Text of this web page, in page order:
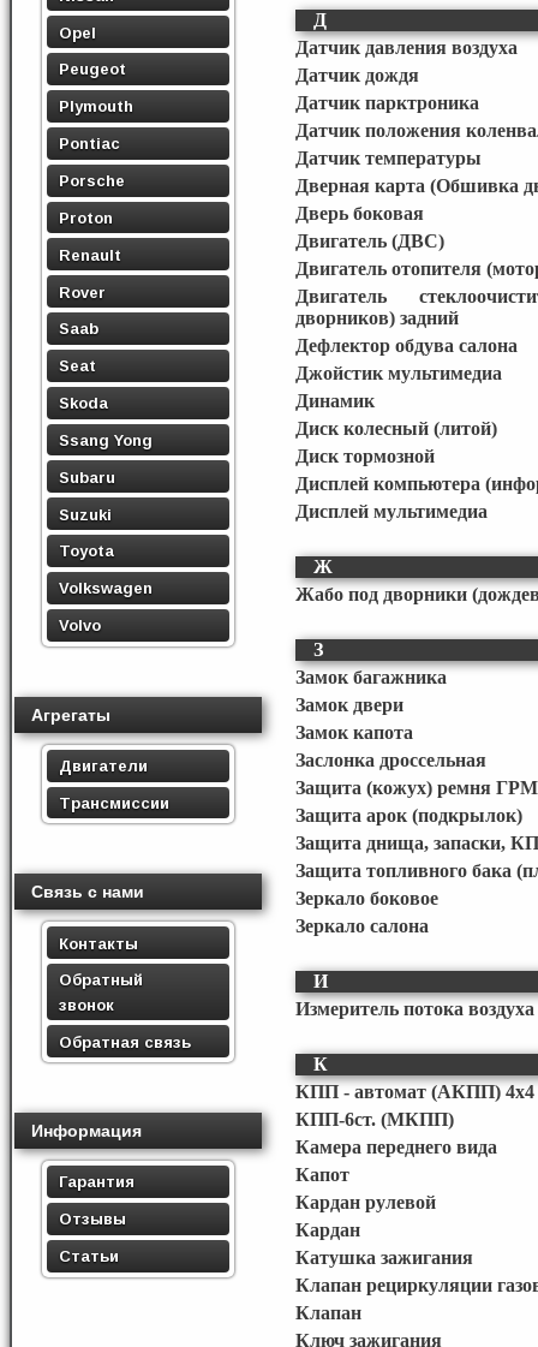
Opel
Peugeot
Plymouth
Pontiac
Porsche
Proton
Renault
Rover
Saab
Seat
Skoda
Ssang Yong
Subaru
Suzuki
Toyota
Volkswagen
Volvo
Агрегаты
Двигатели
Трансмиссии
Связь с нами
Контакты
Обратный
звонок
Обратная связь
Информация
Гарантия
Отзывы
Статьи
Д
Датчик давления воздуха
Датчик дождя
Датчик парктроника
Датчик положения
Датчик температуры
Дверная карта (Обшивка
Дверь боковая
Двигатель (ДВС)
Двигатель отопителя
Двигатель
дворников) задний
Дефлектор обдува салона
Джойстик мультимедиа
Динамик
Диск колесный (литой)
Диск тормозной
Дисплей компьютера
Дисплей мультимедиа
Ж
Жабо под дворники
З
Замок багажника
Замок двери
Замок капота
Заслонка дроссельная
Защита (кожух) ремня ГРМ
Защита арок (подкрылок)
Защита днища, запаски,
Защита топливного бака
Зеркало боковое
Зеркало салона
И
Измеритель потока
К
КПП - автомат (АКПП) 4х4
КПП-6ст. (МКПП)
Камера переднего вида
Капот
Кардан рулевой
Кардан
Катушка зажигания
Клапан рециркуляции
Клапан
Ключ зажигания